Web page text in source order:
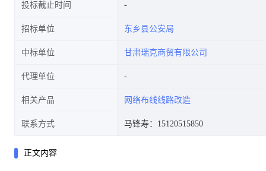
投标截止时间
招标单位 东乡县公安局
中标单位 甘肃瑞克商贸有限公司
代理单位
相关产品 网络布线线路改造
联系方式 马锋寿：15120515850
正文内容